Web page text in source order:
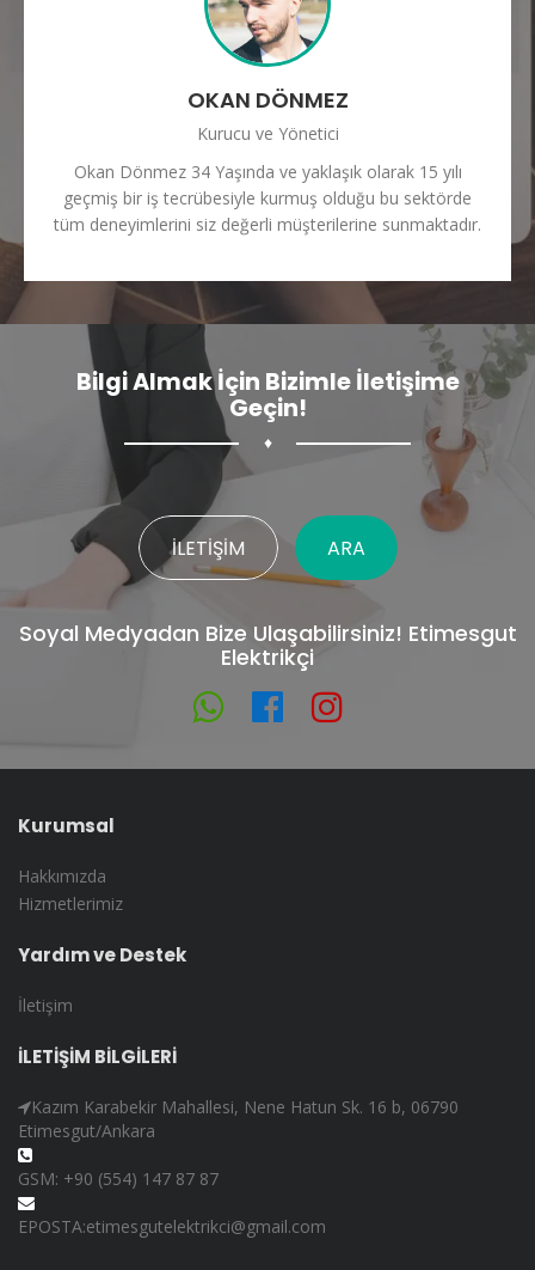
OKAN DÖNMEZ
Kurucu ve Yönetici
Okan Dönmez 34 Yaşında ve yaklaşık olarak 15 yılı
geçmiş bir iş tecrübesiyle kurmuş olduğu bu sektörde
tüm deneyimlerini siz değerli müşterilerine sunmaktadır.
Bilgi Almak İçin Bizimle İletişime
Geçin!
♦
İLETIŞIM ARA
Soyal Medyadan Bize Ulaşabilirsiniz! Etimesgut
Elektrikçi
Kurumsal
Hakkımızda
Hizmetlerimiz
Yardım ve Destek
İletişim
İLETİŞİM BİLGİLERİ
Kazım Karabekir Mahallesi, Nene Hatun Sk. 16 b, 06790
Etimesgut/Ankara
GSM: +90 (554) 147 87 87
EPOSTA:etimesgutelektrikci@gmail.com